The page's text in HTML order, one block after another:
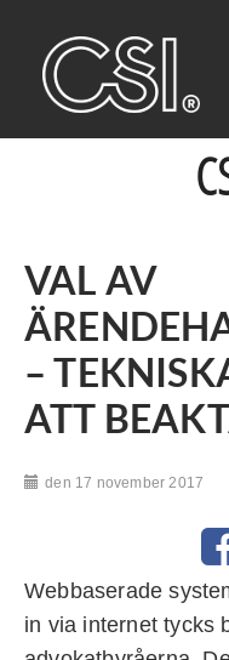
VAL AV
–
ATT
den 17 november 2017
Webbaserade
in via internet tycks